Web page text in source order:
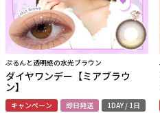
ぷるんと透明感の水光ブラウン
ダイヤワンデー【ミアブラウ
ン】
キャンペーン 即日発送 1DAY / 1日